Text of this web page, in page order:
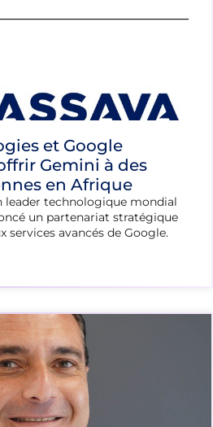
et Google
Gemini à des
en Afrique
leader technologique mondial
un partenariat stratégique
services avancés de Google.